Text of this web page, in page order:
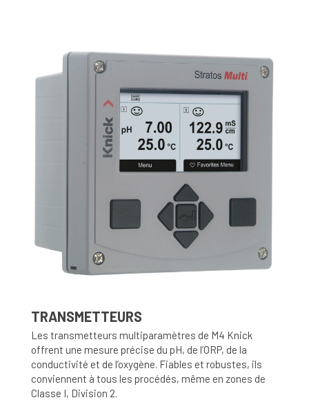
TRANSMETTEURS
Les transmetteurs multiparamètres de M4 Knick
offrent une mesure précise du pH, de l’ORP, de la
conductivité et de l’oxygène. Fiables et robustes, ils
conviennent à tous les procédés, même en zones de
Classe I, Division 2.